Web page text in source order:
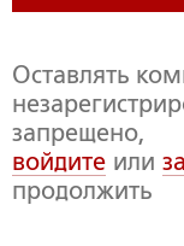
Оставлять
запрещено,
войдите или
продолжить